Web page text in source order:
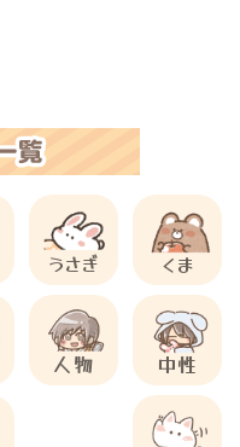
うさぎ くま
人物 中性